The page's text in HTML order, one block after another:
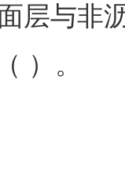
层与非
）。